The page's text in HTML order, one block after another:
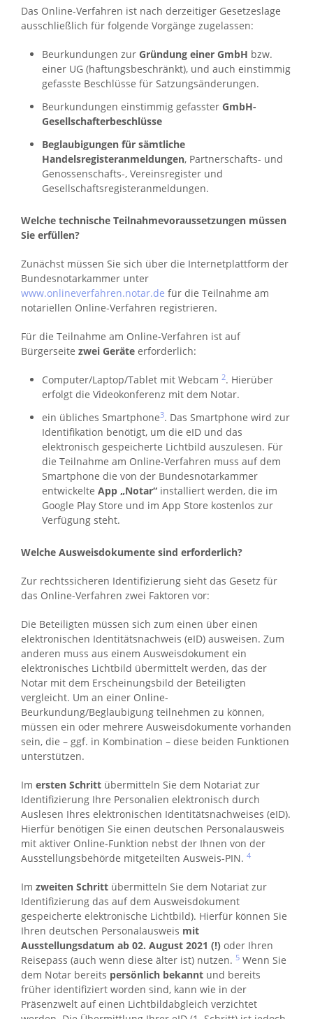
Das Online-Verfahren ist nach derzeitiger Gesetzeslage
ausschließlich für folgende Vorgänge zugelassen:
Beurkundungen zur Gründung einer GmbH bzw.
einer UG (haftungsbeschränkt), und auch einstimmig
gefasste Beschlüsse für Satzungsänderungen.
Beurkundungen einstimmig gefasster GmbH-
Gesellschafterbeschlüsse
Beglaubigungen für sämtliche
Handelsregisteranmeldungen, Partnerschafts- und
Genossenschafts-, Vereinsregister und
Gesellschaftsregisteranmeldungen.
Welche technische Teilnahmevoraussetzungen müssen
Sie erfüllen?
Zunächst müssen Sie sich über die Internetplattform der
Bundesnotarkammer unter
www.onlineverfahren.notar.de für die Teilnahme am
notariellen Online-Verfahren registrieren.
Für die Teilnahme am Online-Verfahren ist auf
Bürgerseite zwei Geräte erforderlich:
Computer/Laptop/Tablet mit Webcam 2. Hierüber
erfolgt die Videokonferenz mit dem Notar.
ein übliches Smartphone3. Das Smartphone wird zur
Identifikation benötigt, um die eID und das
elektronisch gespeicherte Lichtbild auszulesen. Für
die Teilnahme am Online-Verfahren muss auf dem
Smartphone die von der Bundesnotarkammer
entwickelte App „Notar“ installiert werden, die im
Google Play Store und im App Store kostenlos zur
Verfügung steht.
Welche Ausweisdokumente sind erforderlich?
Zur rechtssicheren Identifizierung sieht das Gesetz für
das Online-Verfahren zwei Faktoren vor:
Die Beteiligten müssen sich zum einen über einen
elektronischen Identitätsnachweis (eID) ausweisen. Zum
anderen muss aus einem Ausweisdokument ein
elektronisches Lichtbild übermittelt werden, das der
Notar mit dem Erscheinungsbild der Beteiligten
vergleicht. Um an einer Online-
Beurkundung/Beglaubigung teilnehmen zu können,
müssen ein oder mehrere Ausweisdokumente vorhanden
sein, die – ggf. in Kombination – diese beiden Funktionen
unterstützen.
Im ersten Schritt übermitteln Sie dem Notariat zur
Identifizierung Ihre Personalien elektronisch durch
Auslesen Ihres elektronischen Identitätsnachweises (eID).
Hierfür benötigen Sie einen deutschen Personalausweis
mit aktiver Online-Funktion nebst der Ihnen von der
Ausstellungsbehörde mitgeteilten Ausweis-PIN. 4
Im zweiten Schritt übermitteln Sie dem Notariat zur
Identifizierung das auf dem Ausweisdokument
gespeicherte elektronische Lichtbild). Hierfür können Sie
Ihren deutschen Personalausweis mit
Ausstellungsdatum ab 02. August 2021 (!) oder Ihren
Reisepass (auch wenn diese älter ist) nutzen. 5 Wenn Sie
dem Notar bereits persönlich bekannt und bereits
früher identifiziert worden sind, kann wie in der
Präsenzwelt auf einen Lichtbildabgleich verzichtet